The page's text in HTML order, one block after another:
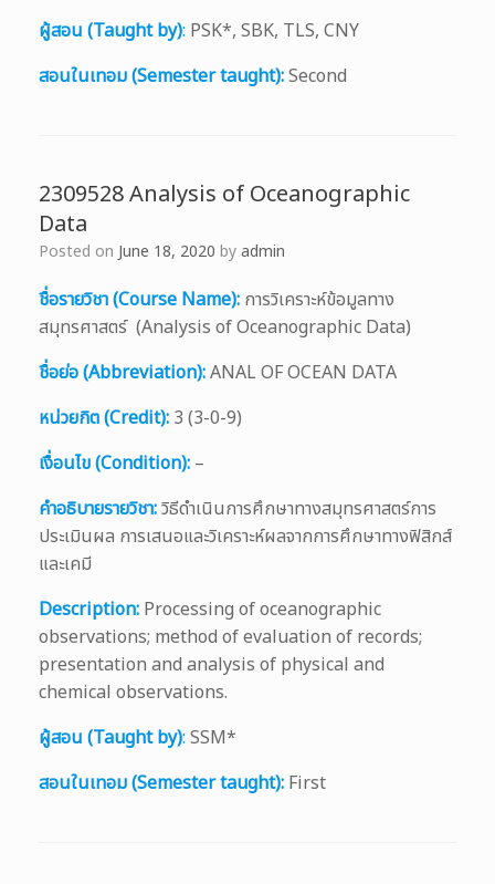
ผู้สอน (Taught by): PSK*, SBK, TLS, CNY
สอนในเทอม (Semester taught):Second
2309528 Analysis of Oceanographic
Data
Posted on June 18, 2020 byadmin
ชื่อรายวิชา (Course Name): การวิเคราะห์ข้อมูลทาง
สมุทรศาสตร์ (Analysis of Oceanographic Data)
ชื่อย่อ (Abbreviation):ANAL OF OCEAN DATA
หน่วยกิต (Credit): 3 (3-0-9)
เงื่อนไข (Condition): –
คำอธิบายรายวิชา:วิธีดำเนินการศึกษาทางสมุทรศาสตร์การ
ประเมินผล การเสนอและวิเคราะห์ผลจากการศึกษาทางฟิสิกส์
และเคมี
Description: Processing of oceanographic
observations; method of evaluation of records;
presentation and analysis of physical and
chemical observations.
ผู้สอน (Taught by): SSM*
สอนในเทอม (Semester taught): First